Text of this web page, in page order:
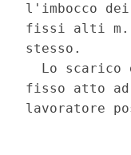
l'imbocco
fissi alti m.
stesso.
Lo scarico
fisso atto ad